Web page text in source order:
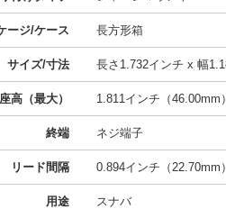
ージ/ケース 長方形箱
サイズ/寸法 長さ1.732インチ x 幅
高（最大） 1.811インチ（46.00mm）
終端 ネジ端子
リード間隔 0.894インチ（22.70mm）
用途 スナバ